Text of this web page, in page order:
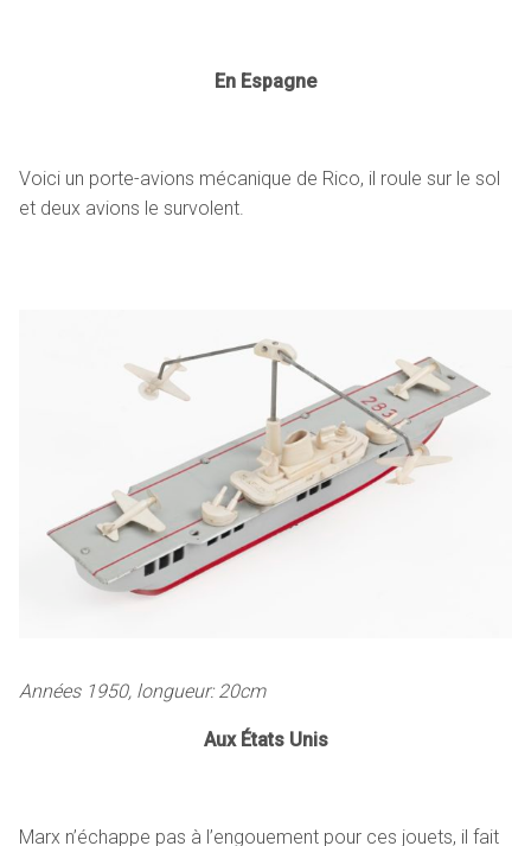
En Espagne
Voici un porte-avions mécanique de Rico, il roule sur le sol
et deux avions le survolent.
Années 1950, longueur: 20cm
Aux États Unis
Marx n’échappe pas à l’engouement pour ces jouets, il fait